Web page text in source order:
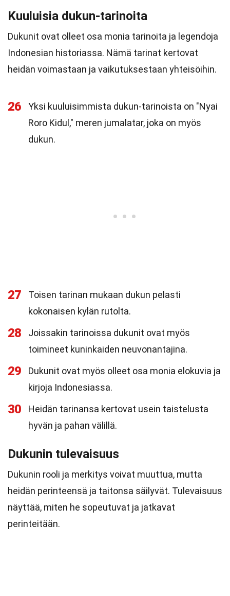
Kuuluisia dukun-tarinoita
Dukunit ovat olleet osa monia tarinoita ja legendoja
Indonesian historiassa. Nämä tarinat kertovat
heidän voimastaan ja vaikutuksestaan yhteisöihin.
26
Yksi kuuluisimmista dukun-tarinoista on "Nyai
Roro Kidul," meren jumalatar, joka on myös
dukun.
27
Toisen tarinan mukaan dukun pelasti
kokonaisen kylän rutolta.
28
Joissakin tarinoissa dukunit ovat myös
toimineet kuninkaiden neuvonantajina.
29
Dukunit ovat myös olleet osa monia elokuvia ja
kirjoja Indonesiassa.
30
Heidän tarinansa kertovat usein taistelusta
hyvän ja pahan välillä.
Dukunin tulevaisuus
Dukunin rooli ja merkitys voivat muuttua, mutta
heidän perinteensä ja taitonsa säilyvät. Tulevaisuus
näyttää, miten he sopeutuvat ja jatkavat
perinteitään.